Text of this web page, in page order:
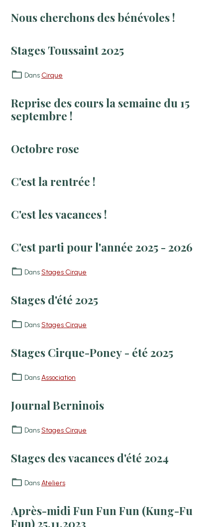
Nous cherchons des bénévoles !
Stages Toussaint 2025
Dans Cirque
Reprise des cours la semaine du 15
septembre !
Octobre rose
C'est la rentrée !
C'est les vacances !
C'est parti pour l'année 2025 - 2026
Dans Stages Cirque
Stages d'été 2025
Dans Stages Cirque
Stages Cirque-Poney - été 2025
DansAssociation
Journal Berninois
Dans Stages Cirque
Stages des vacances d'été 2024
DansAteliers
Après-midi Fun Fun Fun (Kung-Fu
Fun) 25.11.2023